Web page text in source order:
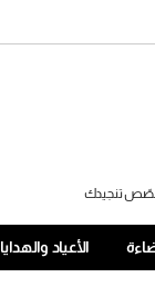
تنجيدك
الأعياد والهدايا